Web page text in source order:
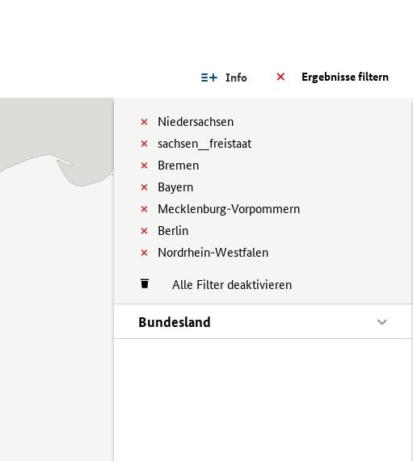
Ergebnisse filtern
Info
Niedersachsen
sachsen__freistaat
Bremen
Bayern
Mecklenburg-Vorpommern
Berlin
Nordrhein-Westfalen
Alle Filter deaktivieren
Bundesland